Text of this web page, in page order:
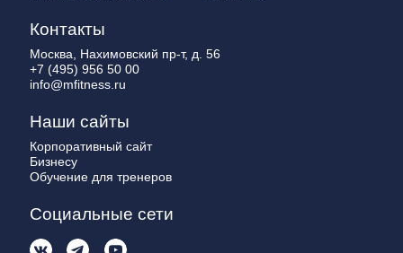
Контакты
Москва, Нахимовский пр-т, д. 56
+7 (495) 956 50 00
info@mfitness.ru
Наши сайты
Корпоративный сайт
Бизнесу
Обучение для тренеров
Социальные сети